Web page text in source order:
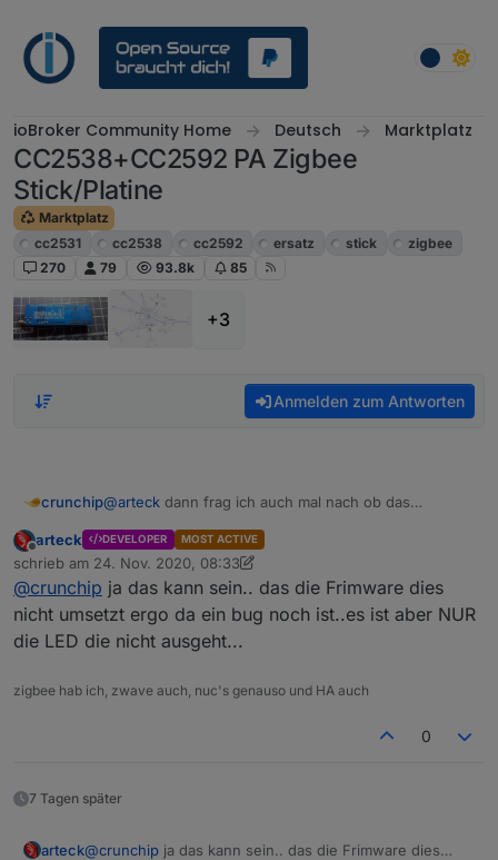
ioBroker Community Home Deutsch Marktplatz
CC2538+CC2592 PA Zigbee
Stick/Platine
Marktplatz
cc2531
cc2538 cc2592 ersatz stick
zigbee
270
79 93.8k 85
+3
Anmelden zum Antworten
crunchip@arteck dann frag ich auch mal nach ob das
"Anlernen" der Stick rot bleibt, funktioniert jedoch
alles ganz normal, erst nach einen anschließenden
Restart der Instanz wird dieser erst wieder grün.
Offline
arteck DEVELOPER MOST ACTIVE
schrieb am 24. Nov. 2020, 08:33
zuletzt editiert von arteck
@crunchip ja das kann sein.. das die Frimware dies
nicht umsetzt ergo da ein bug noch ist..es ist aber NUR
die LED die nicht ausgeht...
zigbee hab ich, zwave auch, nuc's genauso und HA auch
0
7 Tagen später
arteck@crunchip ja das kann sein.. das die Frimware dies